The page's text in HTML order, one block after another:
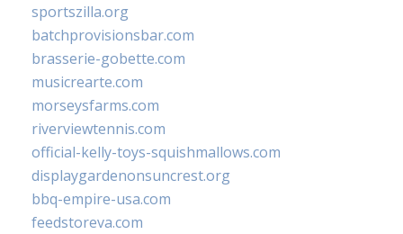
sportszilla.org
batchprovisionsbar.com
brasserie-gobette.com
musicrearte.com
morseysfarms.com
riverviewtennis.com
official-kelly-toys-squishmallows.com
displaygardenonsuncrest.org
bbq-empire-usa.com
feedstoreva.com